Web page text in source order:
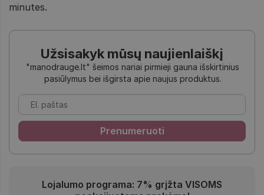
minutes.
Užsisakyk mūsų naujienlaiškį
"manodrauge.lt" šeimos nariai pirmieji gauna išskirtinius
pasiūlymus bei išgirsta apie naujus produktus.
Lojalumo programa: 7% grįžta VISOMS